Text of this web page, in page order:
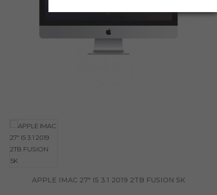
APPLE IMAC 27" I5 3.1 2019 2TB FUSION 5K